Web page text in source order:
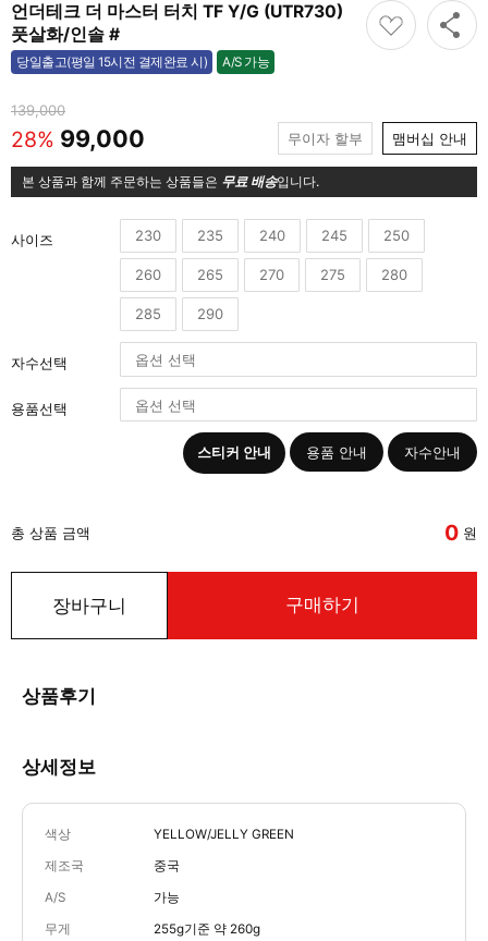
언더테크 더 마스터 터치 TF Y/G (UTR730)
풋살화/인솔 #
당일출고(평일 15시전 결제완료 시) A/S 가능
가능
139,000
28% 99,000 무이자 할부 맴버십 안내
본 상품과 함께 주문하는 상품들은 무료 배송입니다.
사이즈 230 235 240 245 250
260 265 270 275 280
285 290
자수선택
용품선택
스티커 안내 용품 안내 자수안내
총 상품 금액 0 원
장바구니 구매하기
상품후기
상세정보
색상 YELLOW/JELLY GREEN
제조국 중국
A/S 가능
무게 255g기준 약 260g